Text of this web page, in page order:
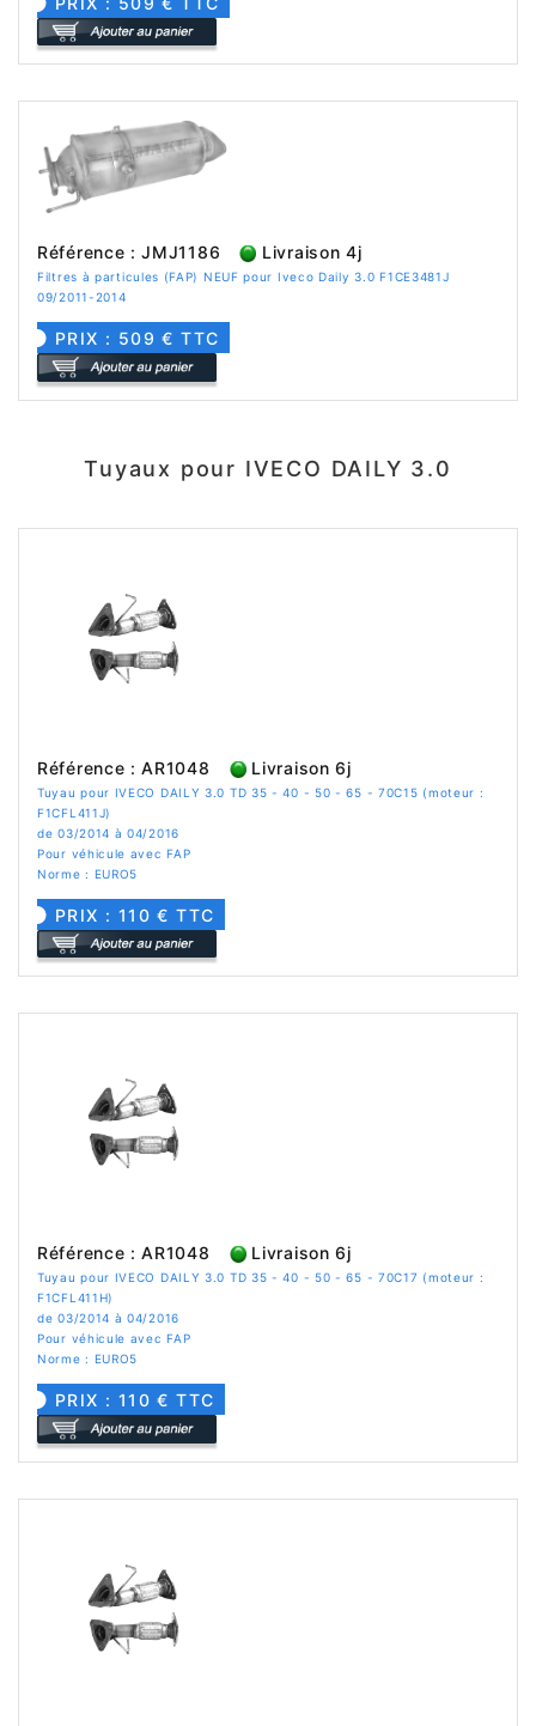
Référence : JMJ1186 Livraison 4j
Filtres à particules (FAP) NEUF pour Iveco Daily 3.0 F1CE3481J
09/2011-2014
PRIX : 509 € TTC
Tuyaux pour IVECO DAILY 3.0
Référence : AR1048 Livraison 6j
Tuyau pour IVECO DAILY 3.0 TD 35 - 40 - 50 - 65 - 70C15 (moteur :
F1CFL411J)
de 03/2014 à 04/2016
Pour véhicule avec FAP
Norme : EURO5
PRIX : 110 € TTC
Référence : AR1048 Livraison 6j
Tuyau pour IVECO DAILY 3.0 TD 35 - 40 - 50 - 65 - 70C17 (moteur :
F1CFL411H)
de 03/2014 à 04/2016
Pour véhicule avec FAP
Norme : EURO5
PRIX : 110 € TTC